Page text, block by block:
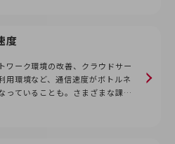
度
ワーク環境の改善、クラウドサー
用環境など、通信速度がボトルネ
っていることも。さまざまな課題